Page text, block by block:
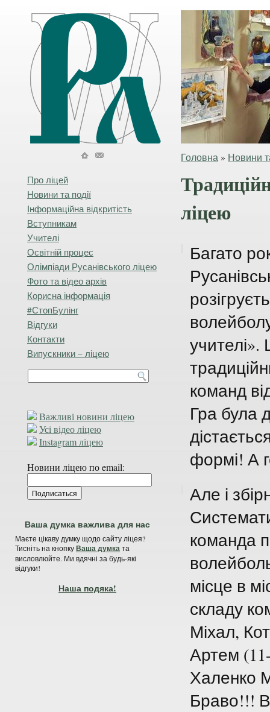
Головна » Новини
Про ліцей
Новини та події
Інформаційна відкритість
Вступникам
Учителі
Освітній процес
Олімпіади Русанівського ліцею
Фото та відео архів
Корисна інформація
#СтопБулінг
Відгуки
Контакти
Випускники – ліцею
Важливі новини ліцею
Усі відео ліцею
Instagram ліцею
Новини ліцею по email:
Ваша думка важлива для нас
Маєте цікаву думку щодо сайту ліцея?
Тисніть на кнопкуВаша думката
висловлюйте. Ми вдячні за будь-які
відгуки!
Наша подяка!
ліцею
Багато
учителі».
команд
Гра була
формі! А
Але і
команда
місце в
складу
Міхал,
Артем
Халенко
Браво!!!